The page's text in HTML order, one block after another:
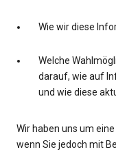
Wie wir diese
Welche
darauf, wie auf
und wie diese
Wir haben uns um
wenn Sie jedoch mit